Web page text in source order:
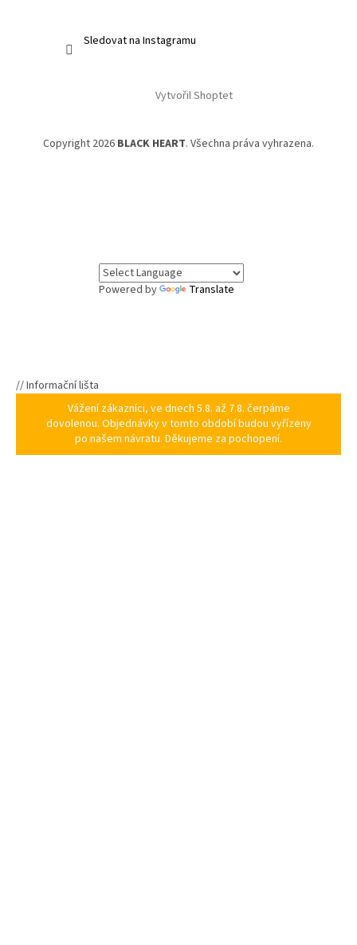
Sledovat na Instagramu
Vytvořil Shoptet
Copyright 2026 BLACK HEART. Všechna práva vyhrazena.
Powered by Translate
// Informační lišta
Vážení zákazníci, ve dnech 5.8. až 7.8. čerpáme
dovolenou. Objednávky v tomto období budou vyřízeny
po našem návratu. Děkujeme za pochopení.